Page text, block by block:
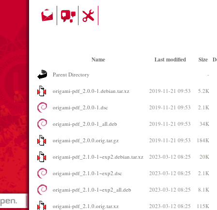
Name Last modified Size
Parent Directory -
origami-pdf_2.0.0-1.debian.tar.xz 2019-11-21 09:53 5.2K
origami-pdf_2.0.0-1.dsc 2019-11-21 09:53 2.1K
origami-pdf_2.0.0-1_all.deb 2019-11-21 09:53 34K
origami-pdf_2.0.0.orig.tar.gz 2019-11-21 09:53 184K
origami-pdf_2.1.0-1~exp2.debian.tar.xz 2023-03-12 08:25 20K
origami-pdf_2.1.0-1~exp2.dsc 2023-03-12 08:25 2.1K
origami-pdf_2.1.0-1~exp2_all.deb 2023-03-12 08:25 8.1K
origami-pdf_2.1.0.orig.tar.xz 2023-03-12 08:25 115K